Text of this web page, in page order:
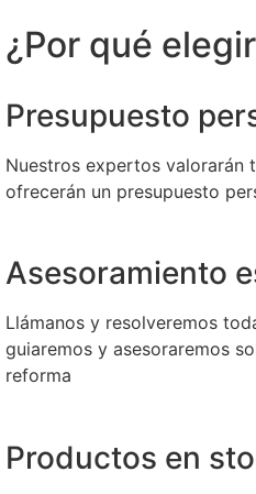
¿Por qué
Presupuesto
Nuestros expertos valorarán
ofrecerán un presupuesto
Asesoramiento
Llámanos y resolveremos
guiaremos y asesoraremos
reforma
Productos en